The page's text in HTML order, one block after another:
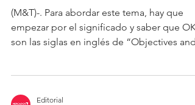
(M&T)-. Para abordar este tema, hay que
empezar por el significado y saber que
son las siglas en inglés de “Objectives and
Editorial